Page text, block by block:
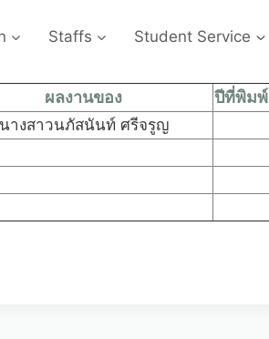
Staffs Student Service
ผลงานของ ปีที่พิมพ์
นางสาวนภัสนันท์ ศรีจรูญ